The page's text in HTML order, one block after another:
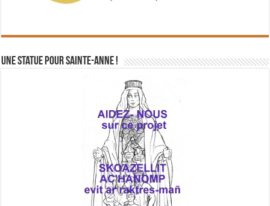
Une statue pour Sainte-Anne !